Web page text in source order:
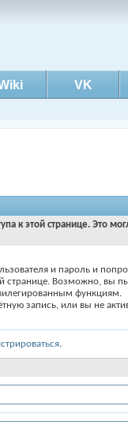
VK
к этой странице. Это
и пароль и
странице. Возможно, вы
функциям.
запись, или вы не
.